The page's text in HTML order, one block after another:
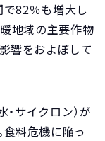
82％も増大し
暖地域の主要作物
響をおよぼして
・サイクロン）が
料危機に陥っ